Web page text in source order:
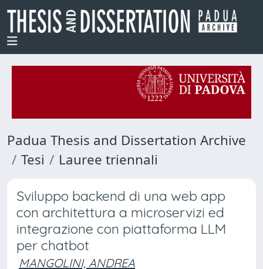
Padua Thesis and Dissertation Archive
Tesi
Lauree triennali
Sviluppo backend di una web app
con architettura a microservizi ed
integrazione con piattaforma LLM
per chatbot
MANGOLINI, ANDREA